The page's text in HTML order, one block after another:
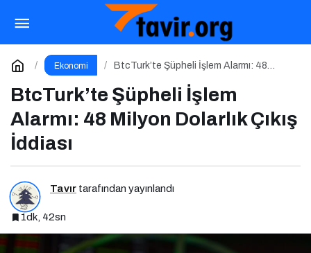
Ekonomi
BtcTurk’te Şüpheli İşlem Alarmı: 48
BtcTurk’te Şüpheli İşlem
Alarmı: 48 Milyon Dolarlık Çıkış
İddiası
Tavır tarafından yayınlandı
1dk, 42sn
Bybit TR’den Blok Zinciri Kullanıcılarına Ağ
Tıkanıklığı Rehberi!
Yorum Yap